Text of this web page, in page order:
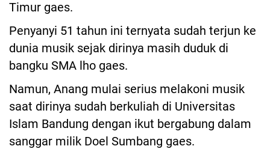
Timur gaes.
Penyanyi 51 tahun ini ternyata sudah terjun ke
dunia musik sejak dirinya masih duduk di
bangku SMA lho gaes.
Namun, Anang mulai serius melakoni musik
saat dirinya sudah berkuliah di Universitas
Islam Bandung dengan ikut bergabung dalam
sanggar milik Doel Sumbang gaes.